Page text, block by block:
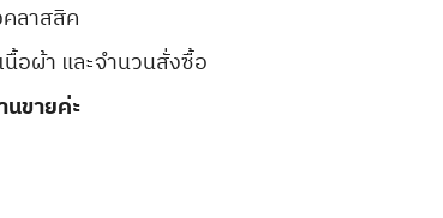
ลาสสิค
นื้อผ้า และจำนวนสั่งซื้อ
ขายค่ะ